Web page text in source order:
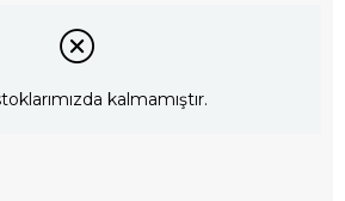
kalmamıştır.